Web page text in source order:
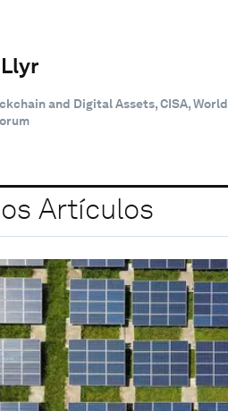
and Digital Assets, CISA, World
Artículos